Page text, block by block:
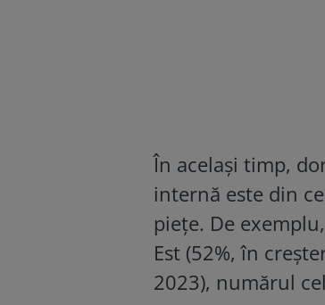
În același timp,
internă este din
piețe. De
Est (52%, în
2023), numărul